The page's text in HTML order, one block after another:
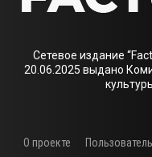
Сетевое издание
20.06.2025 выдано
О проекте